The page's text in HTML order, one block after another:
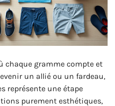
chaque gramme compte et
un allié ou un fardeau,
représente une étape
purement esthétiques,